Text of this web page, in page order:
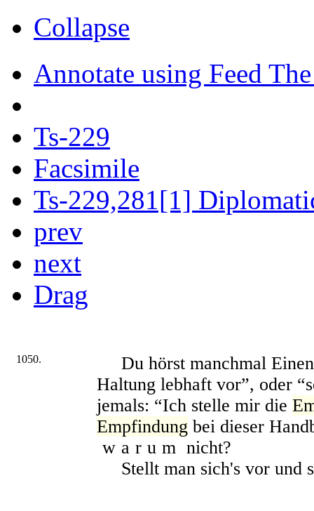
Collapse
Annotate using Feed
Ts-229
Facsimile
Ts-229,281[1]
prev
next
Drag
1050.
Du hörst manchmal
Haltung lebhaft vor”, oder
jemals: “Ich stelle mir die
Empfindung bei dieser
warum nicht?
Stellt man sich's vor und